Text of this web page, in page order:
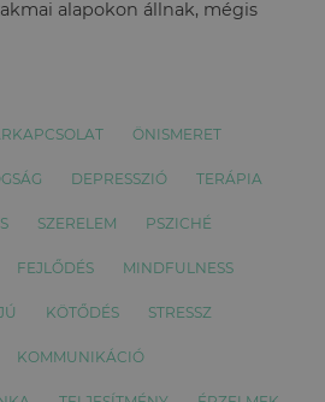
alapokon állnak, mégis
ÖNISMERET
DEPRESSZIÓ TERÁPIA
SZERELEM PSZICHÉ
FEJLŐDÉS MINDFULNESS
KÖTŐDÉS STRESSZ
KOMMUNIKÁCIÓ